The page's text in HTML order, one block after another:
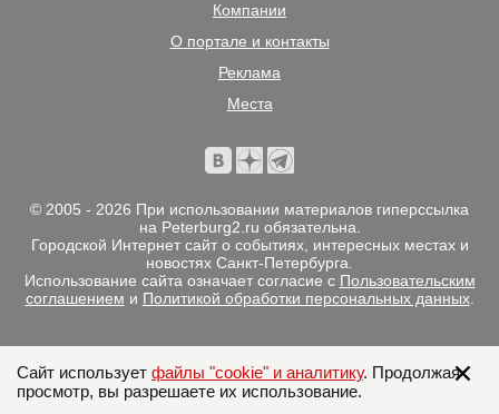
Компании
О портале и контакты
Реклама
Места
© 2005 - 2026 При использовании материалов гиперссылка
на Peterburg2.ru обязательна.
Городской Интернет сайт о событиях, интересных местах и
новостях Санкт-Петербурга.
Использование сайта означает согласие с Пользовательским
соглашением и Политикой обработки персональных данных.
Сайт использует файлы "cookie" и аналитику. Продолжая
просмотр, вы разрешаете их использование.